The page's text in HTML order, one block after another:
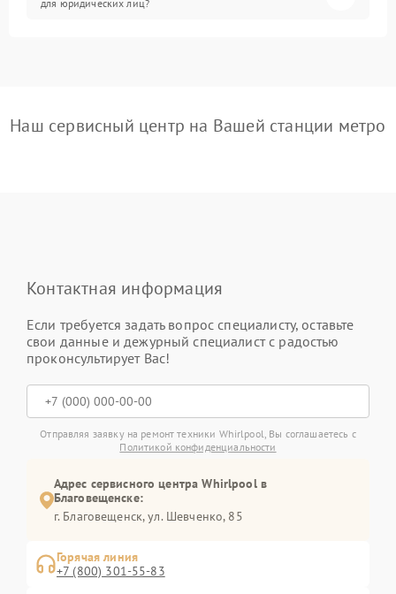
для юридических лиц?
Наш сервисный центр на Вашей станции метро
Контактная информация
Если требуется задать вопрос специалисту, оставьте
свои данные и дежурный специалист с радостью
проконсультирует Вас!
Отправляя заявку на ремонт техники Whirlpool, Вы соглашаетесь с
Политикой конфиденциальности
Адрес сервисного центра Whirlpool в
Благовещенске:
г. Благовещенск, ул. Шевченко, 85
Горячая линия
+7 (800) 301-55-83